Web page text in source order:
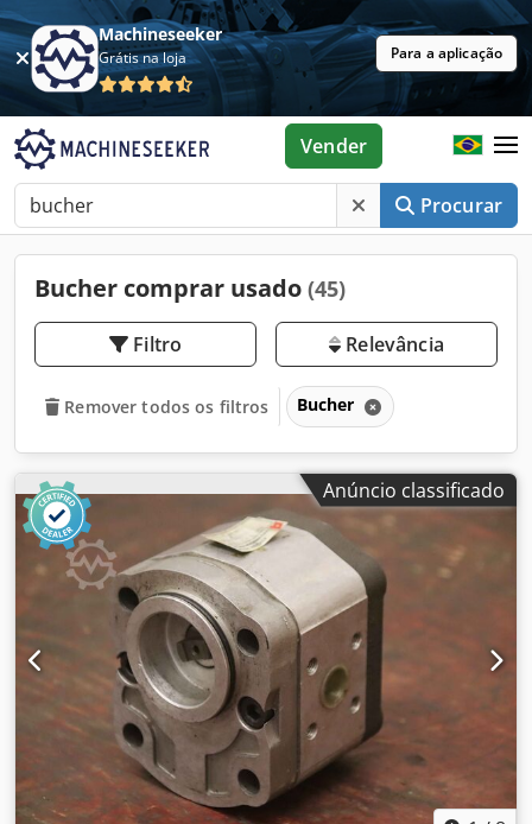
Machineseeker
Grátis na loja Para a aplicação
Procurar
Vender
Bucher comprar usado (45)
Filtro Relevância
Remover todos os filtros Bucher
Anúncio classificado